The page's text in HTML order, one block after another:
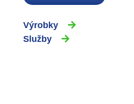
Výrobky
Služby